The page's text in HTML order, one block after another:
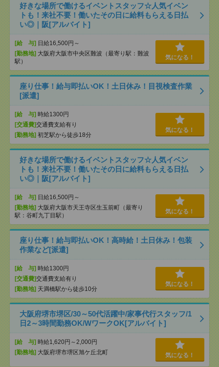
好きな場所で働けるイベントスタッフ☆人気イベン
トも！来社不要！働いたその日に給料もらえる日払
い◎｜阪[アルバイト]
[給 与] 日給16,500円～
[勤務地] 大阪府大阪市中央区難波（最寄り駅：難波
駅）
気になる！
座り仕事！給与即払いOK！土日休み！目視検査作業
[派遣]
[給 与] 時給1300円
[交通費]交通費支給有り
[勤務地] 初芝駅から徒歩18分
気になる！
好きな場所で働けるイベントスタッフ☆人気イベン
トも！来社不要！働いたその日に給料もらえる日払
い◎｜阪[アルバイト]
[給 与] 日給16,500円～
[勤務地] 大阪府大阪市天王寺区生玉前町（最寄り
駅：谷町九丁目駅）
気になる！
座り仕事！給与即払いOK！高時給！土日休み！包装
作業など[派遣]
[給 与] 時給1300円
[交通費]交通費支給有り
[勤務地] 天満橋駅から徒歩10分
気になる！
大阪府堺市堺区/30～50代活躍中/家事代行スタッフ/1
日2～3時間勤務OK/WワークOK[アルバイト]
[給 与] 時給1,620円～2,000円
[勤務地] 大阪府堺市堺区旭ケ丘北町 気になる！